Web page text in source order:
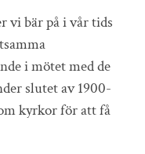
vi bär på i vår tids
i mötet med de
slutet av 1900-
kyrkor för att få